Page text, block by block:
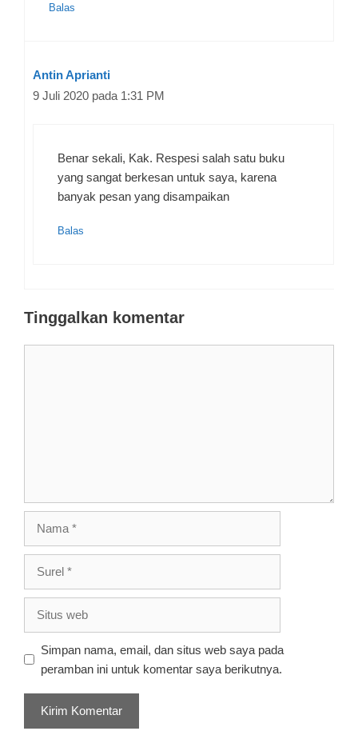
Balas
Antin Aprianti
9 Juli 2020 pada 1:31 PM
Benar sekali, Kak. Respesi salah satu buku
yang sangat berkesan untuk saya, karena
banyak pesan yang disampaikan
Balas
Tinggalkan komentar
Simpan nama, email, dan situs web saya pada
peramban ini untuk komentar saya berikutnya.